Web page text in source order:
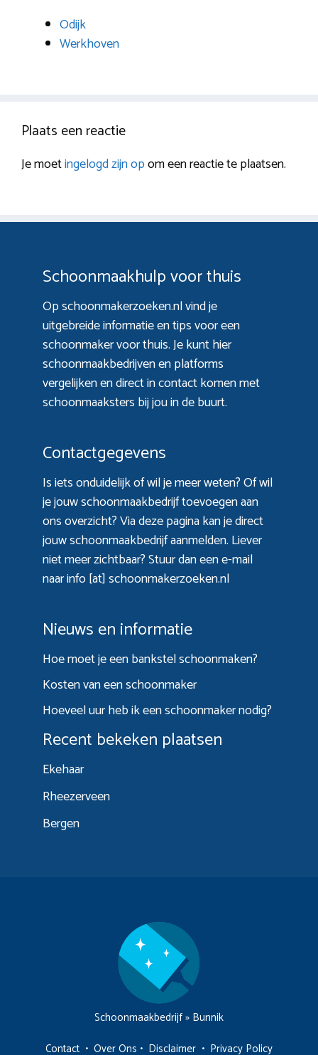
Odijk
Werkhoven
Plaats een reactie
Je moetingelogd zijn opom een reactie te plaatsen.
Schoonmaakhulp voor thuis
Op schoonmakerzoeken.nl vind je
uitgebreide informatie en tips voor een
schoonmaker voor thuis. Je kunt hier
schoonmaakbedrijven en platforms
vergelijken en direct in contact komen met
schoonmaaksters bij jou in de buurt.
Contactgegevens
Is iets onduidelijk of wil je meer weten? Of wil
je jouw schoonmaakbedrijf toevoegen aan
ons overzicht? Viadeze paginakan je direct
jouw schoonmaakbedrijf aanmelden. Liever
niet meer zichtbaar? Stuur dan een e-mail
naar info [at] schoonmakerzoeken.nl
Nieuws en informatie
Hoe moet je een bankstel schoonmaken?
Kosten van een schoonmaker
Hoeveel uur heb ik een schoonmaker nodig?
Recent bekeken plaatsen
Ekehaar
Rheezerveen
Bergen
Schoonmaakbedrijf» Bunnik
Contact • Over Ons • Disclaimer • Privacy Policy